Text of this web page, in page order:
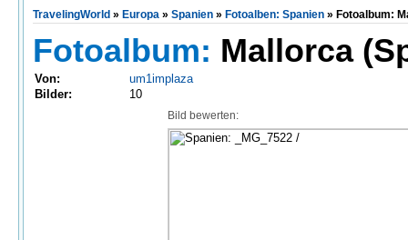
TravelingWorld » Europa » Spanien » Fotoalben: Spanien » Fotoalbum:
Fotoalbum: Mallorca
Von:
um1implaza
Bilder:
10
Bild bewerten: